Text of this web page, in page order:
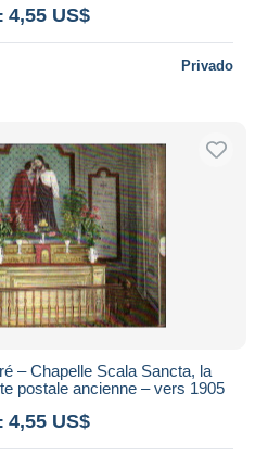
4,55 US$
Privado
– Chapelle Scala Sancta, la
postale ancienne – vers 1905
4,55 US$